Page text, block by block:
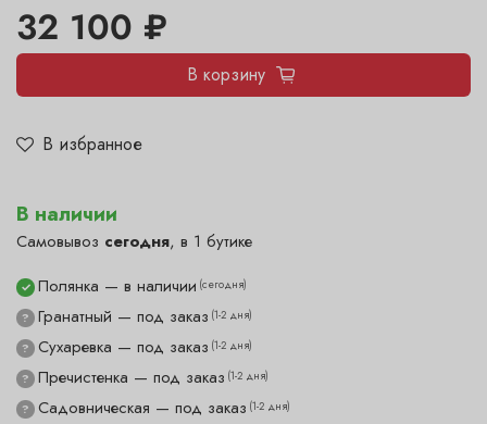
В избранное
32 100 ₽
В корзину
В наличии
Самовывоз сегодня, в 1 бутике
? Гранатный — под заказ (1-2 дня)
✓ Полянка — в наличии (сегодня)
? Пречистенка — под заказ (1-2 дня)
? Садовническая — под заказ (1-2 дня)
? Сухаревка — под заказ (1-2 дня)